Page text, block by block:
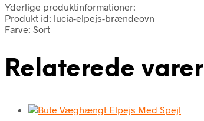
Yderlige produktinformationer:
Produkt id: lucia-elpejs-brændeovn
Farve: Sort
Relaterede varer